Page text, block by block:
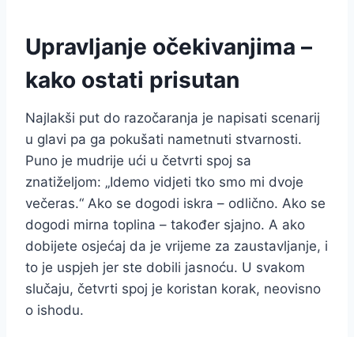
Upravljanje očekivanjima –
kako ostati prisutan
Najlakši put do razočaranja je napisati scenarij
u glavi pa ga pokušati nametnuti stvarnosti.
Puno je mudrije ući u četvrti spoj sa
znatiželjom: „Idemo vidjeti tko smo mi dvoje
večeras.“ Ako se dogodi iskra – odlično. Ako se
dogodi mirna toplina – također sjajno. A ako
dobijete osjećaj da je vrijeme za zaustavljanje, i
to je uspjeh jer ste dobili jasnoću. U svakom
slučaju, četvrti spoj je koristan korak, neovisno
o ishodu.